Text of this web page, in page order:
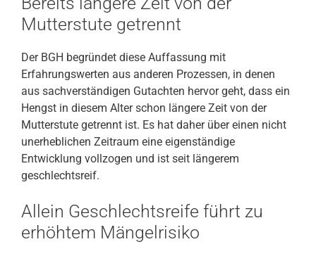
Mutterstute getrennt
Der BGH begründet diese Auffassung mit
Erfahrungswerten aus anderen Prozessen, in denen
aus sachverständigen Gutachten hervor geht, dass ein
Hengst in diesem Alter schon längere Zeit von der
Mutterstute getrennt ist. Es hat daher über einen nicht
unerheblichen Zeitraum eine eigenständige
Entwicklung vollzogen und ist seit längerem
geschlechtsreif.
Allein Geschlechtsreife führt zu
erhöhtem Mängelrisiko